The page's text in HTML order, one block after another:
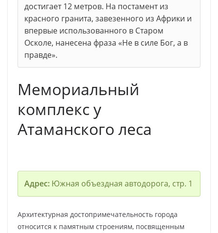
достигает 12 метров. На постамент из
красного гранита, завезенного из Африки и
впервые использованного в Старом
Осколе, нанесена фраза «Не в силе Бог, а в
правде».
Мемориальный
комплекс у
Атаманского леса
Адрес:Южная объездная автодорога, стр. 1
Архитектурная достопримечательность города
относится к памятным строениям, посвященным